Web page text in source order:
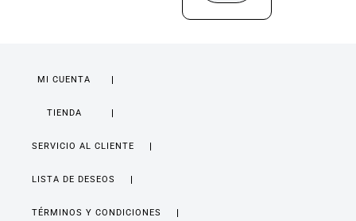
MI CUENTA
TIENDA
SERVICIO AL CLIENTE
LISTA DE DESEOS
TÉRMINOS Y CONDICIONES